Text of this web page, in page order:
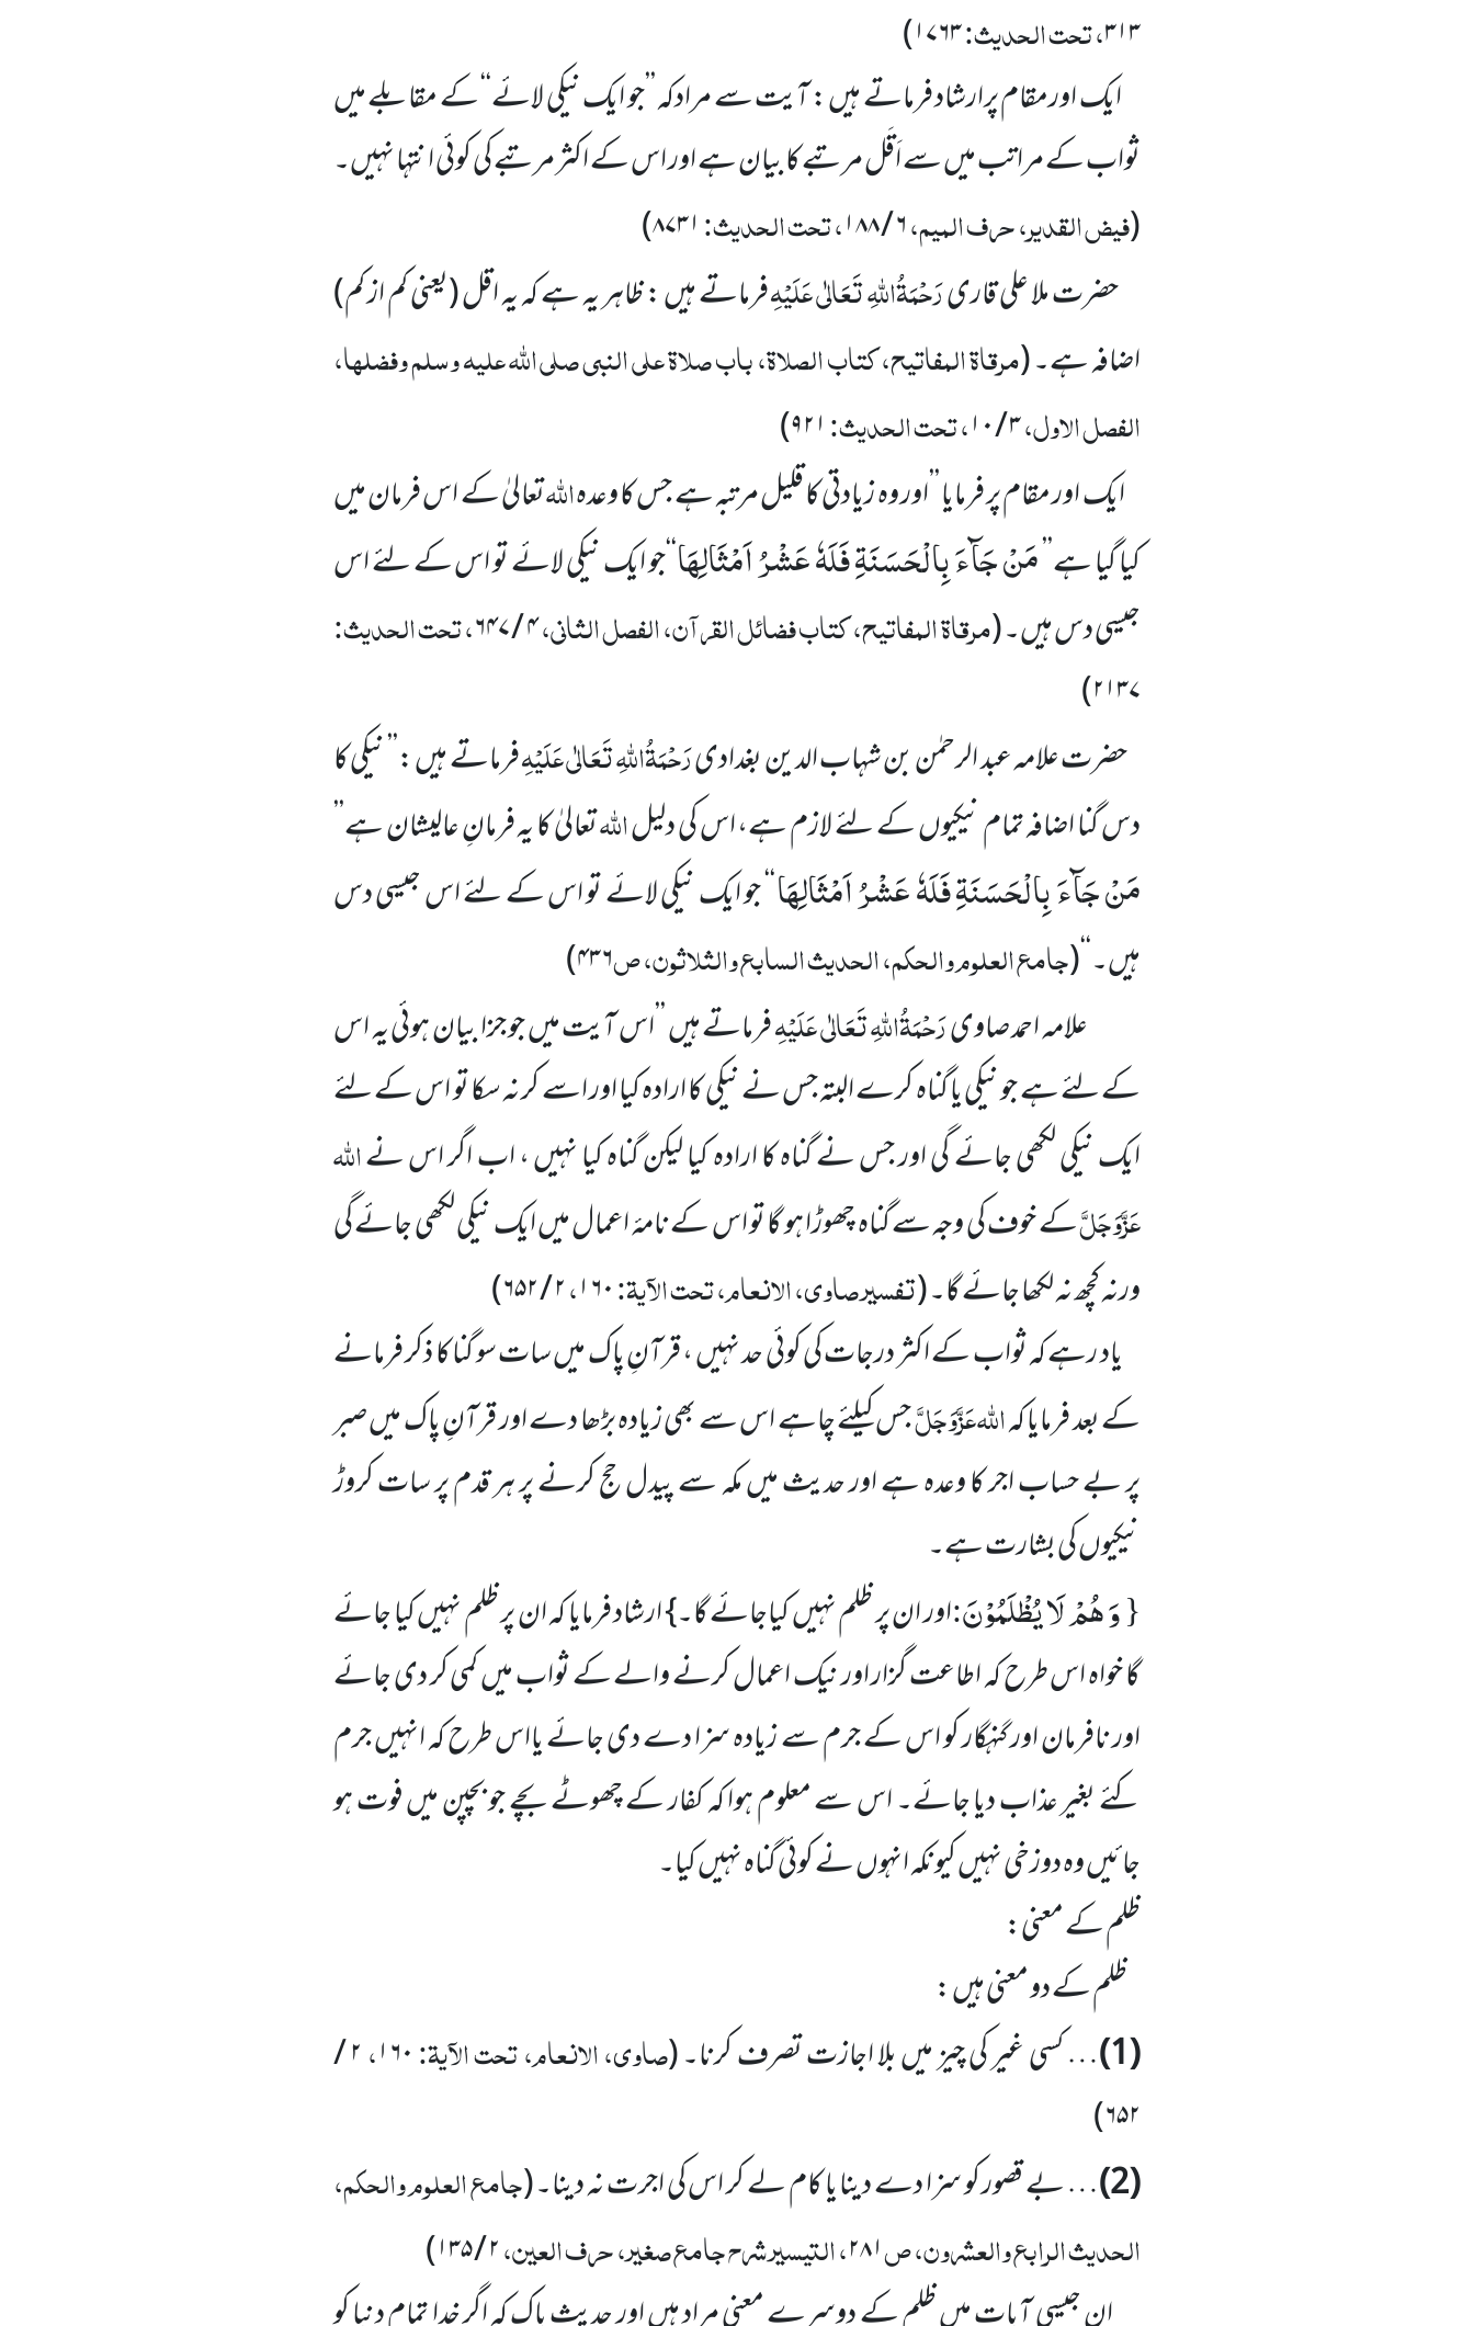
۳۱۳، تحت الحدیث:۱۷۶۳)
ایک اورمقام پرارشاد فرماتے ہیں : آیت سے مرادکہ ’’جو ایک نیکی لائے‘‘ کے مقابلے میں
ثواب کے مراتب میں سے اَقَل مرتبے کا بیان ہے اور اس کے اکثر مرتبے کی کوئی انتہا نہیں۔
(فیض القدیر، حرف المیم،۶ / ۱۸۸ ، تحت الحدیث:۸۷۳۱)
حضرت ملا علی قاریرَحْمَۃُاللہِ تَعَالٰی عَلَیْہِفرماتے ہیں : ظاہر یہ ہے کہ یہ اقل (یعنی کم از کم)
اضافہ ہے۔(مرقاۃ المفاتیح، کتاب الصلاۃ، باب صلاۃ علی النبی صلی اللہ علیہ وسلم وفضلہا،
الفصل الاول،۳ / ۱۰ ، تحت الحدیث:۹۲۱)
ایک اور مقام پر فرمایا ’’اور وہ زیادتی کا قلیل مرتبہ ہے جس کا وعدہاللہتعالیٰ کے اس فرمان میں
کیا گیا ہے’’مَنْ جَآءَ بِالْحَسَنَةِ فَلَهٗ عَشْرُ اَمْثَالِهَا‘‘جو ایک نیکی لائے تو اس کے لئے اس
جیسی دس ہیں۔(مرقاۃ المفاتیح، کتاب فضائل القرآن، الفصل الثانی،۴ / ۶۴۷ ، تحت الحدیث:
۲۱۳۷)
حضرت علامہ عبد الرحمٰن بن شہاب الدین بغدادیرَحْمَۃُاللہِ تَعَالٰی عَلَیْہِفرماتے ہیں :’’نیکی کا
دس گنا اضافہ تمام نیکیوں کے لئے لازم ہے، اس کی دلیلاللہتعالیٰ کا یہ فرمانِ عالیشان ہے’’
مَنْ جَآءَ بِالْحَسَنَةِ فَلَهٗ عَشْرُ اَمْثَالِهَا‘‘ جو ایک نیکی لائے تو اس کے لئے اس جیسی دس
ہیں۔‘‘(جامع العلوم والحکم، الحدیث السابع والثلاثون، ص۴۳۶)
علامہ احمد صاویرَحْمَۃُاللہِ تَعَالٰی عَلَیْہِفرماتے ہیں ’’اس آیت میں جو جزا بیان ہوئی یہ اس
کے لئے ہے جو نیکی یا گناہ کرے البتہ جس نے نیکی کا ارادہ کیا اور اسے کر نہ سکا تو اس کے لئے
ایک نیکی لکھی جائے گی اور جس نے گناہ کا ارادہ کیا لیکن گناہ کیا نہیں ، اب اگر اس نےاللہ
عَزَّوَجَلَّکے خوف کی وجہ سے گناہ چھوڑا ہو گا تو اس کے نامۂ اعمال میں ایک نیکی لکھی جائے گی
ورنہ کچھ نہ لکھا جائے گا۔(تفسیر صاوی، الانعام، تحت الآیۃ:۱۶۰،۲ / ۶۵۲
)
یاد رہے کہ ثواب کے اکثر درجات کی کوئی حد نہیں ، قرآنِ پاک میں سات سو گنا کا ذکر فرمانے
کے بعد فرمایا کہاللہعَزَّوَجَلَّجس کیلئے چاہے اس سے بھی زیادہ بڑھا دے اور قرآنِ پاک میں صبر
پر بے حساب اجر کا وعدہ ہے اور حدیث میں مکہ سے پیدل حج کرنے پر ہر قدم پر سات کروڑ
نیکیوں کی بشارت ہے۔
{وَ هُمْ لَا یُظْلَمُوْنَ:اور ان پر ظلم نہیں کیاجائے گا۔} ارشاد فرمایا کہ ان پر ظلم نہیں کیا جائے
گا خواہ اس طرح کہ اطاعت گزار اور نیک اعمال کرنے والے کے ثواب میں کمی کر دی جائے
اور نافرمان اور گنہگار کو اس کے جرم سے زیادہ سزا دے دی جائے یااس طرح کہ انہیں جرم
کئے بغیر عذاب دیا جائے۔ اس سے معلوم ہوا کہ کفار کے چھوٹے بچے جو بچپن میں فوت ہو
جائیں وہ دوزخی نہیں کیونکہ انہوں نے کوئی گناہ نہیں کیا۔
ظلم کے معنی:
ظلم کے دو معنی ہیں :
(1) … کسی غیر کی چیز میں بلا اجازت تصرف کرنا۔(صاوی، الانعام، تحت الآیۃ:۱۶۰، ۲ /
۶۵۲)
(2) … بے قصور کو سزا دے دینا یا کام لے کر اس کی اجرت نہ دینا۔(جامع العلوم والحکم،
الحدیث الرابع والعشرون، ص۲۸۱، التیسیر شرح جامع صغیر، حرف العین،۲ / ۱۳۵
)